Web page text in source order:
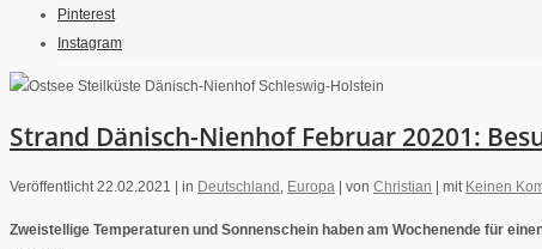
Pinterest
Instagram
Strand Dänisch-Nienhof Februar 20201:
Veröffentlicht 22.02.2021 | in Deutschland , Europa von Christian mit Keinen
Zweistellige Temperaturen und Sonnenschein haben am Wochenende für